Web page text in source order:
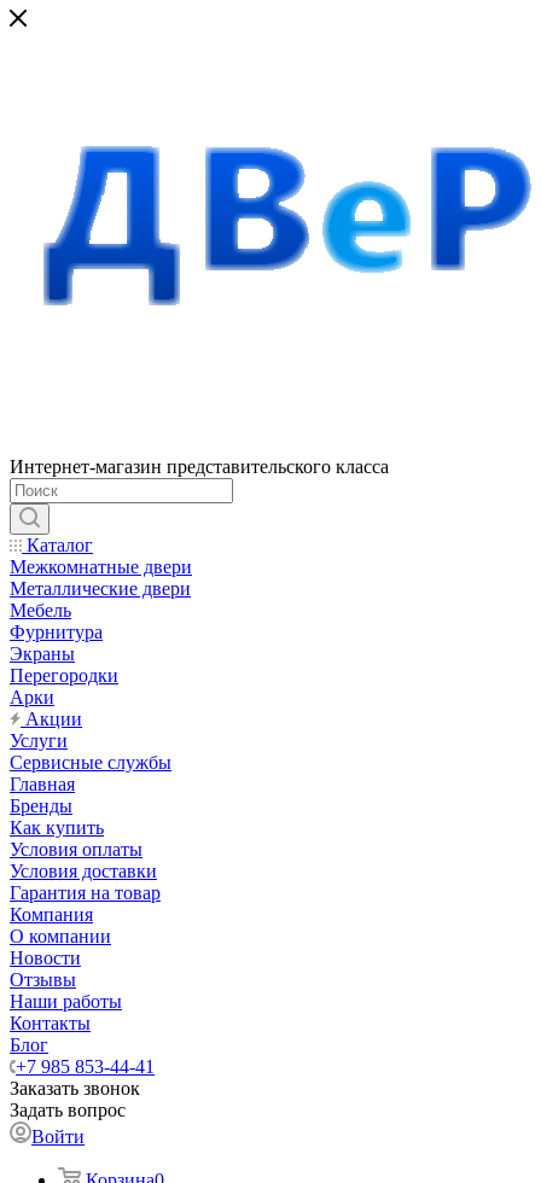
Интернет-магазин представительского класса
Каталог
Межкомнатные двери
Металлические двери
Мебель
Фурнитура
Экраны
Перегородки
Арки
Акции
Услуги
Сервисные службы
Главная
Бренды
Как купить
Условия оплаты
Условия доставки
Гарантия на товар
Компания
О компании
Новости
Отзывы
Наши работы
Контакты
Блог
+7 985 853-44-41
Заказать звонок
Задать вопрос
Войти